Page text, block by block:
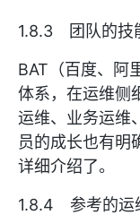
1.8.3 团队的技
BAT（百度、阿
体系，在运维侧
运维、业务运维
员的成长也有明
详细介绍了。
1.8.4 参考的运